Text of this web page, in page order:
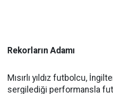
Rekorların Adamı
Mısırlı yıldız futbolcu,
sergilediği performansla